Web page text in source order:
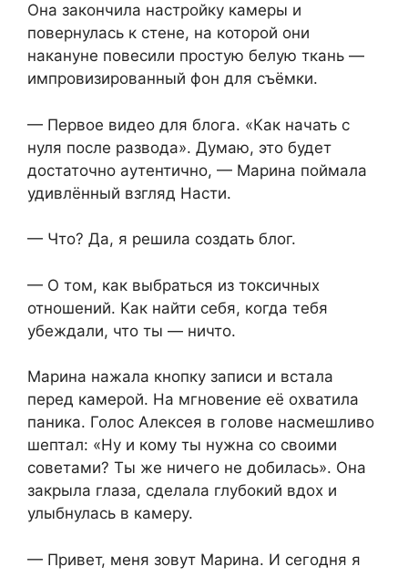
Она закончила настройку камеры и
повернулась к стене, на которой они
накануне повесили простую белую ткань —
импровизированный фон для съёмки.
— Первое видео для блога. «Как начать с
нуля после развода». Думаю, это будет
достаточно аутентично, — Марина поймала
удивлённый взгляд Насти.
— Что? Да, я решила создать блог.
— О том, как выбраться из токсичных
отношений. Как найти себя, когда тебя
убеждали, что ты — ничто.
Марина нажала кнопку записи и встала
перед камерой. На мгновение её охватила
паника. Голос Алексея в голове насмешливо
шептал: «Ну и кому ты нужна со своими
советами? Ты же ничего не добилась». Она
закрыла глаза, сделала глубокий вдох и
улыбнулась в камеру.
— Привет, меня зовут Марина. И сегодня я